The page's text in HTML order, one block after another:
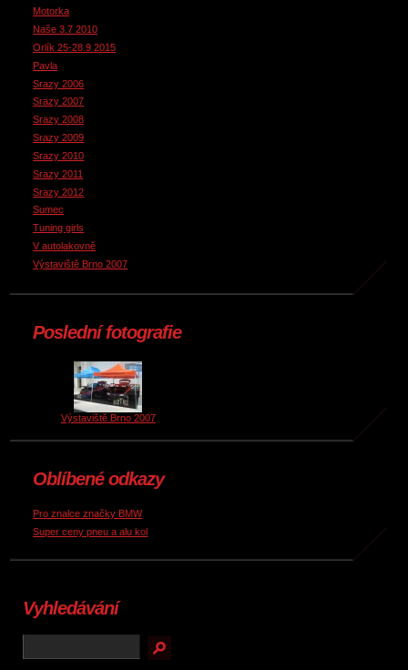
Motorka
Naše 3.7 2010
Orlík 25-28.9 2015
Pavla
Srazy 2006
Srazy 2007
Srazy 2008
Srazy 2009
Srazy 2010
Srazy 2011
Srazy 2012
Sumec
Tuning girls
V autolakovně
Výstaviště Brno 2007
Poslední fotografie
Výstaviště Brno 2007
Oblíbené odkazy
Pro znalce značky BMW
Super ceny pneu a alu kol
Vyhledávání